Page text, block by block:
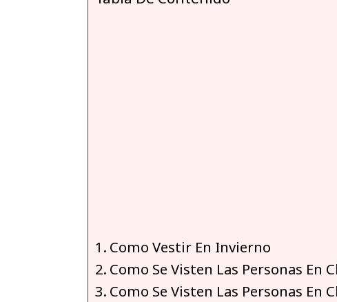
Como Vestir En Invierno
Como Se Visten Las Personas En
Como Se Visten Las Personas En